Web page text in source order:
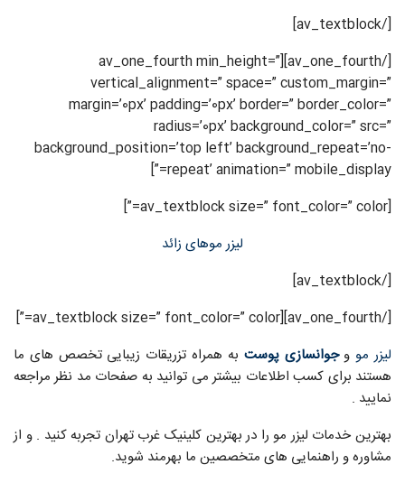
[/av_textblock]
[/av_one_fourth][av_one_fourth min_height=”
vertical_alignment=” space=” custom_margin=”
margin=’0px’ padding=’0px’ border=” border_color=”
radius=’0px’ background_color=” src=”
background_position=’top left’ background_repeat=’no-
repeat’ animation=” mobile_display=”]
[av_textblock size=” font_color=” color=”]
لیزر موهای زائد
[/av_textblock]
[/av_one_fourth][av_textblock size=” font_color=” color=”]
لیزر مو وجوانسازی پوست به همراه تزریقات زیبایی تخصص های ما
هستند برای کسب اطلاعات بیشتر می توانید به صفحات مد نظر مراجعه
نمایید .
بهترین خدمات لیزر مو را در بهترین کلینیک غرب تهران تجربه کنید . و از
مشاوره و راهنمایی های متخصصین ما بهرمند شوید.